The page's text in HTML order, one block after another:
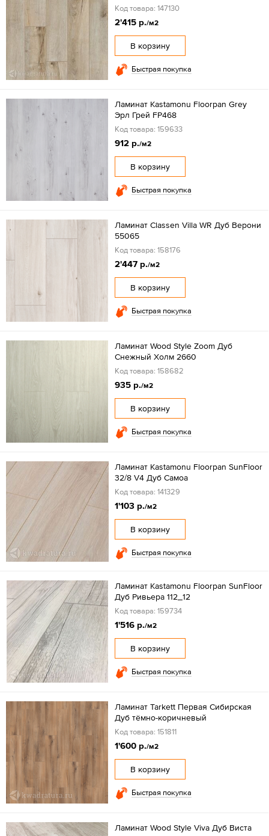
Код товара: 147130
2'415 р./м2
В корзину
Быстрая покупка
Ламинат Kastamonu Floorpan Grey
Эрл Грей FP468
Код товара: 159633
912 р./м2
В корзину
Быстрая покупка
Ламинат Classen Villa WR Дуб Верони
55065
Код товара: 158176
2'447 р./м2
В корзину
Быстрая покупка
Ламинат Wood Style Zoom Дуб
Снежный Холм 2660
Код товара: 158682
935 р./м2
В корзину
Быстрая покупка
Ламинат Kastamonu Floorpan SunFloor
32/8 V4 Дуб Самоа
Код товара: 141329
1'103 р./м2
В корзину
Быстрая покупка
Ламинат Kastamonu Floorpan SunFloor
Дуб Ривьера 112_12
Код товара: 159734
1'516 р./м2
В корзину
Быстрая покупка
Ламинат Tarkett Первая Сибирская
Дуб тёмно-коричневый
Код товара: 151811
1'600 р./м2
В корзину
Быстрая покупка
Ламинат Wood Style Viva Дуб Виста